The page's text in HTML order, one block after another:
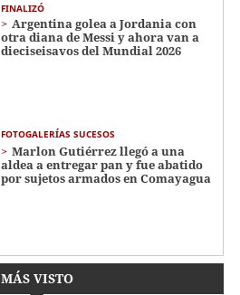
FINALIZÓ
Argentina golea a Jordania con
otra diana de Messi y ahora van a
dieciseisavos del Mundial 2026
FOTOGALERÍAS SUCESOS
Marlon Gutiérrez llegó a una
aldea a entregar pan y fue abatido
por sujetos armados en Comayagua
MÁS VISTO